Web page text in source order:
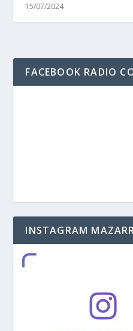
15/07/2024
FACEBOOK RADIO
INSTAGRAM